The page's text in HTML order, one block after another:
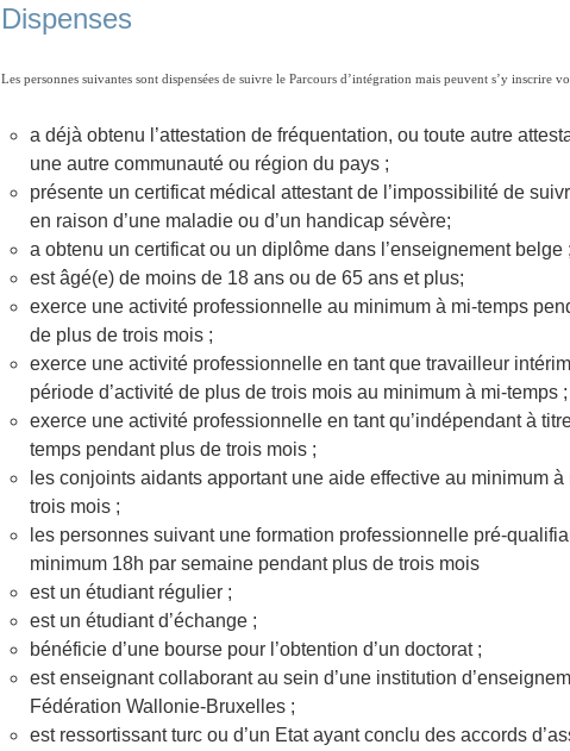
Dispenses
Les personnes suivantes sont dispensées de suivre le Parcours d’intégration mais peuvent s’y inscrire
a déjà obtenu l’attestation de fréquentation, ou toute autre
une autre communauté ou région du pays ;
présente un certificat médical attestant de l’impossibilité de
en raison d’une maladie ou d’un handicap sévère;
a obtenu un certificat ou un diplôme dans l’enseignement belge ;
est âgé(e) de moins de 18 ans ou de 65 ans et plus;
exerce une activité professionnelle au minimum à mi-temps
de plus de trois mois ;
exerce une activité professionnelle en tant que travailleur
période d’activité de plus de trois mois au minimum à mi-temps ;
exerce une activité professionnelle en tant qu’indépendant à
temps pendant plus de trois mois ;
les conjoints aidants apportant une aide effective au minimum
trois mois ;
les personnes suivant une formation professionnelle pré-
minimum 18h par semaine pendant plus de trois mois
est un étudiant régulier ;
est un étudiant d’échange ;
bénéficie d’une bourse pour l’obtention d’un doctorat ;
est enseignant collaborant au sein d’une institution
Fédération Wallonie-Bruxelles ;
est ressortissant turc ou d’un Etat ayant conclu des accords